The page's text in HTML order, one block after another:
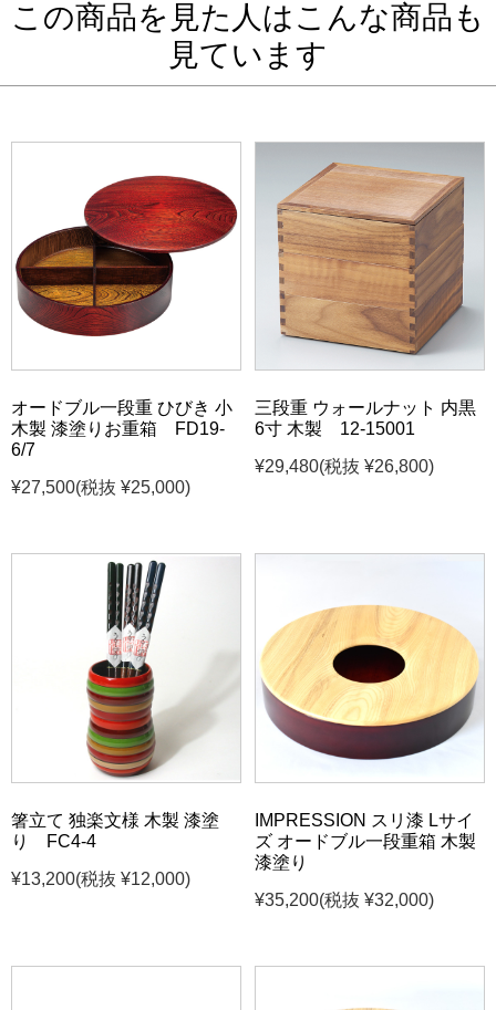
この商品を見た人はこんな商品も
見ています
オードブル一段重 ひびき 小
木製 漆塗りお重箱 FD19-
6/7
¥27,500(税抜 ¥25,000)
三段重 ウォールナット 内黒
6寸 木製 12-15001
¥29,480(税抜 ¥26,800)
箸立て 独楽文様 木製 漆塗
り FC4-4
¥13,200(税抜 ¥12,000)
IMPRESSION スリ漆 Lサイ
ズ オードブル一段重箱 木製
漆塗り
¥35,200(税抜 ¥32,000)